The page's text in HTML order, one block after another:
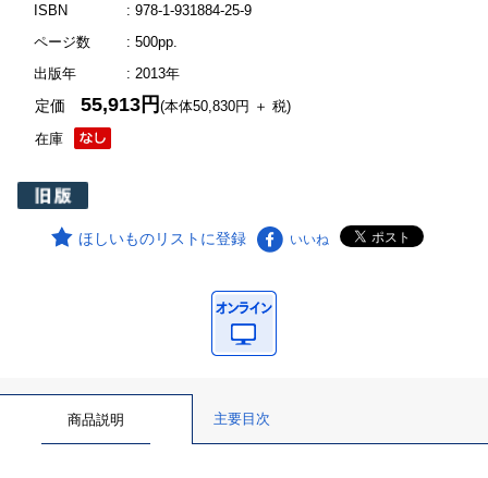
ISBN
: 978-1-931884-25-9
ページ数
: 500pp.
出版年
: 2013年
在庫
定価55,913円(本体50,830円 ＋ 税)
ほしいものリストに登録 いいね
商品説明 主要目次